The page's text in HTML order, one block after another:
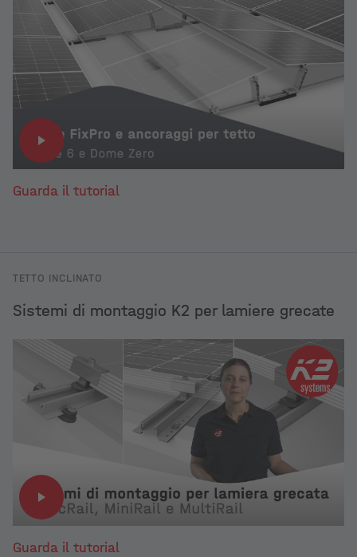
Guarda il tutorial
TETTO INCLINATO
Sistemi di montaggio K2 per lamiere grecate
Guarda il tutorial